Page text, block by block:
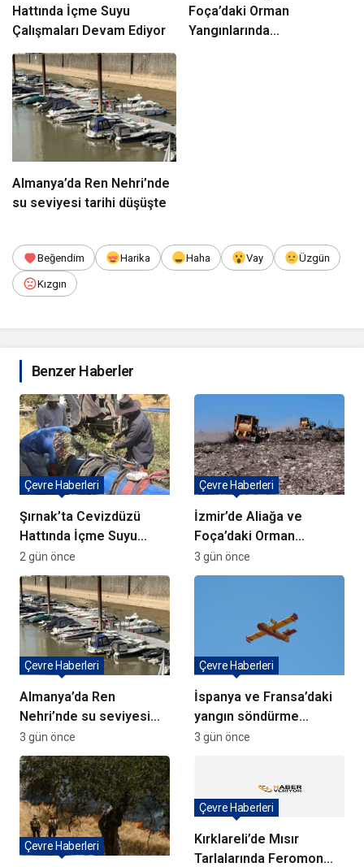
Hattında İçme Suyu
Çalışmaları Devam Ediyor
Foça’daki Orman
Yangınlarında
Almanya’da Ren Nehri’nde
su seviyesi tarihi düşüşte
Beğendim Harika Haha Vay Üzgün
Kızgın
Benzer Haberler
Şırnak’ta Cevizdüzü
Hattında İçme Suyu
Çalışmaları Devam
Ediyor
Çevre Haberleri
2 gün önce
İzmir’de Aliağa ve
Foça’daki Orman
Yangınlarında
Ağaçlandırma Devam
Çevre Haberleri
3 gün önce
Almanya’da Ren
Nehri’nde su seviyesi
tarihi düşüşte
Çevre Haberleri
3 gün önce
İspanya ve Fransa’daki
yangın söndürme
uçakları Türkiye’ye
Çevre Haberleri
3 gün önce
Çevre Haberleri
Kırklareli’de Mısır
Tarlalarında Feromon
Çevre Haberleri